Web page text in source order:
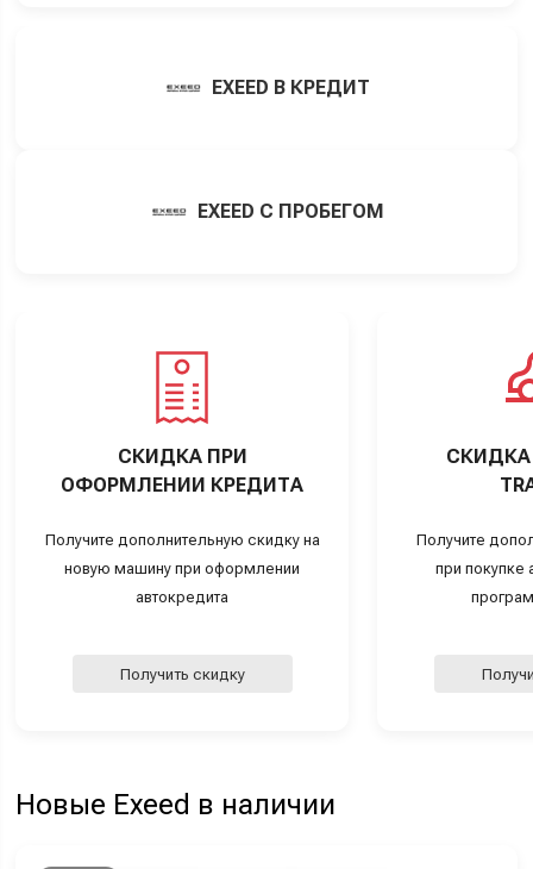
EXEED В КРЕДИТ
EXEED С ПРОБЕГОМ
СКИДКА ПРИ
ОФОРМЛЕНИИ КРЕДИТА
Получите дополнительную скидку на
новую машину при оформлении
автокредита
Получить скидку
СКИДКА
Получите
при покупке
Новые Exeed в наличии